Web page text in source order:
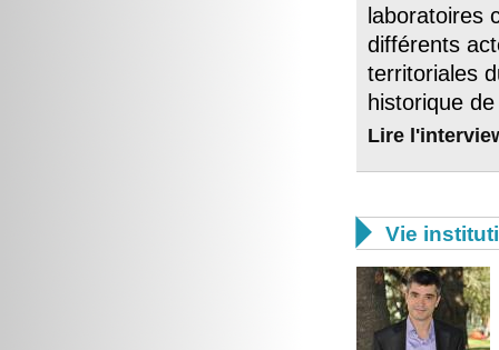
laboratoires
différents
territoriales
historique
Lire
 Vie